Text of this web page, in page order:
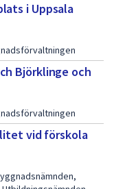
i Uppsala
Björklinge och
vid förskola